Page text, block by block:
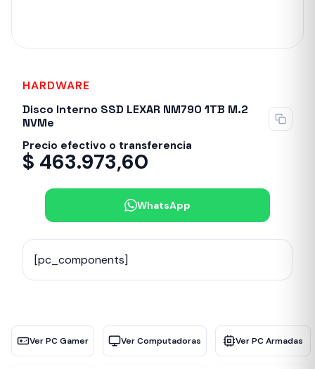
HARDWARE
Disco Interno SSD LEXAR NM790 1TB M.2
NVMe
Precio efectivo o transferencia
$ 463.973,60
WhatsApp
[pc_components]
Ver PC Gamer Ver Computadoras Ver PC Armadas